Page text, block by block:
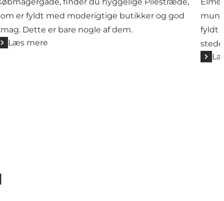
er fyldt med moderigtige butikker og god
Dette er bare nogle af dem.
Læs mere
fyldt